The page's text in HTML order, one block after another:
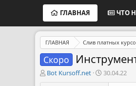
ГЛАВНАЯ ЧТО
ГЛАВНАЯ Слив платных
Скоро
А
в
Bot Kursoff.net
Д
а
30.04.22